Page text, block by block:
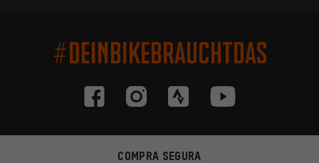
#DEINBIKEBRAUCHTDAS
COMPRA SEGURA